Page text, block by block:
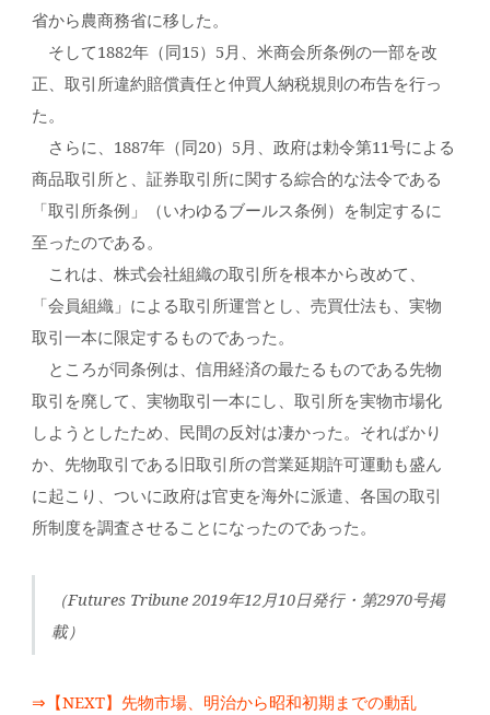
省から農商務省に移した。
そして1882年（同15）5月、米商会所条例の一部を改
正、取引所違約賠償責任と仲買人納税規則の布告を行っ
た。
さらに、1887年（同20）5月、政府は勅令第11号による
商品取引所と、証券取引所に関する綜合的な法令である
「取引所条例」（いわゆるブールス条例）を制定するに
至ったのである。
これは、株式会社組織の取引所を根本から改めて、
「会員組織」による取引所運営とし、売買仕法も、実物
取引一本に限定するものであった。
ところが同条例は、信用経済の最たるものである先物
取引を廃して、実物取引一本にし、取引所を実物市場化
しようとしたため、民間の反対は凄かった。そればかり
か、先物取引である旧取引所の営業延期許可運動も盛ん
に起こり、ついに政府は官吏を海外に派遣、各国の取引
所制度を調査させることになったのであった。
（Futures Tribune 2019年12月10日発行・第2970号掲
載）
⇒【NEXT】先物市場、明治から昭和初期までの動乱